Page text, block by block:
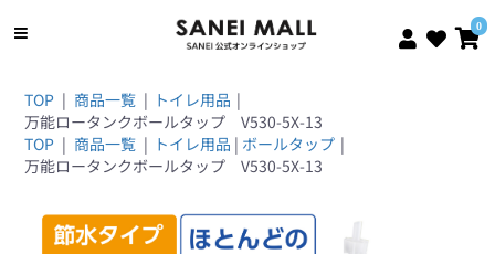
0
TOP | 商品一覧 | トイレ用品 |
万能ロータンクボールタップ V530-5X-13
TOP | 商品一覧 | トイレ用品 | ボールタップ |
万能ロータンクボールタップ V530-5X-13